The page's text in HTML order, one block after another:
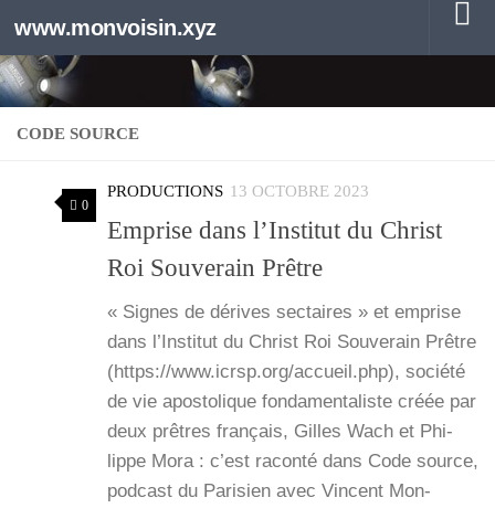
Au dessous du contenu
www.monvoisin.xyz
CODE SOURCE
0
PRODUCTIONS 13 OCTOBRE 2023
Emprise dans l’Institut du Christ
Roi Souverain Prêtre
« Signes de dérives sec­taires » et emprise
dans l’Institut du Christ Roi Sou­ve­rain Prêtre
(https://www.icrsp.org/accueil.php), socié­té
de vie apos­to­lique fon­da­men­ta­liste créée par
deux prêtres fran­çais, Gilles Wach et Phi­
lippe Mora : c’est racon­té dans Code source,
pod­cast du Pari­sien avec Vincent Mon­